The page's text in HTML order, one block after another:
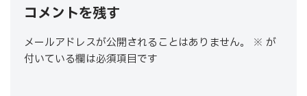
コメントを残す
メールアドレスが公開されることはありません。 ※ が
付いている欄は必須項目です